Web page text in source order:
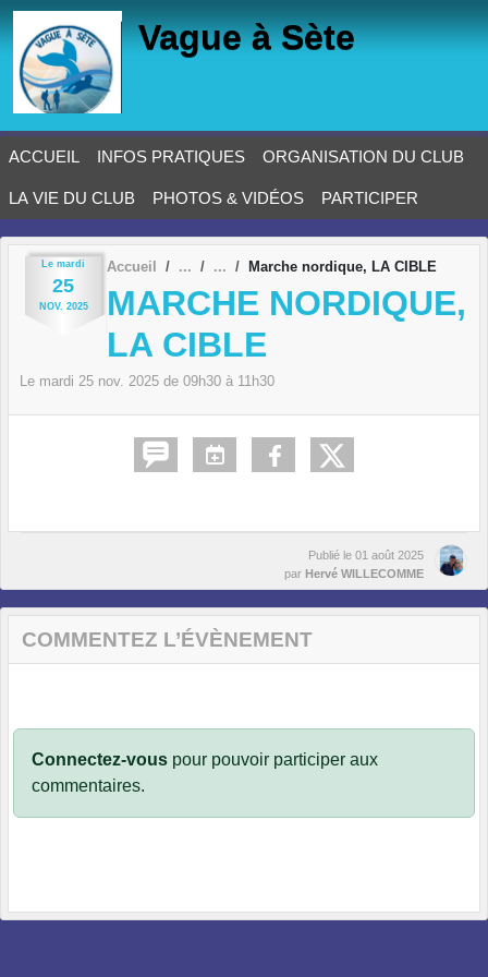
Vague à Sète
ACCUEIL INFOS PRATIQUES ORGANISATION DU CLUB
LA VIE DU CLUB PHOTOS & VIDÉOS PARTICIPER
Le mardi
25
NOV. 2025
Accueil Marche nordique, LA CIBLE
MARCHE NORDIQUE,
LA CIBLE
Le mardi 25 nov. 2025 de 09h30 à 11h30
Publié le 01 août 2025
par Hervé WILLECOMME
COMMENTEZ L’ÉVÈNEMENT
Connectez-vous pour pouvoir participer aux
commentaires.
Panneau de gestion des cookies